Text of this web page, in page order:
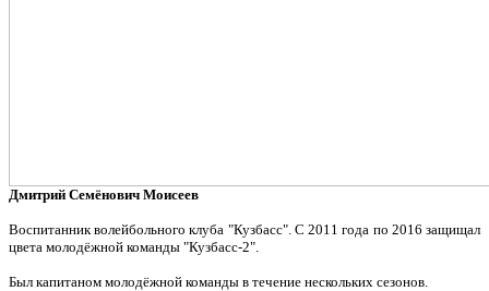
Дмитрий Семёнович Моисеев
Воспитанник волейбольного клуба "Кузбасс". С 2011 года по 2016 защищал
цвета молодёжной команды "Кузбасс-2".
Был капитаном молодёжной команды в течение нескольких сезонов.